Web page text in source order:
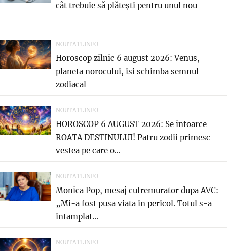
cât trebuie să plătești pentru unul nou
NOUTATI.INFO
Horoscop zilnic 6 august 2026: Venus,
planeta norocului, isi schimba semnul
zodiacal
NOUTATI.INFO
HOROSCOP 6 AUGUST 2026: Se intoarce
ROATA DESTINULUI! Patru zodii primesc
vestea pe care o...
NOUTATI.INFO
Monica Pop, mesaj cutremurator dupa AVC:
„Mi-a fost pusa viata in pericol. Totul s-a
intamplat...
NOUTATI.INFO